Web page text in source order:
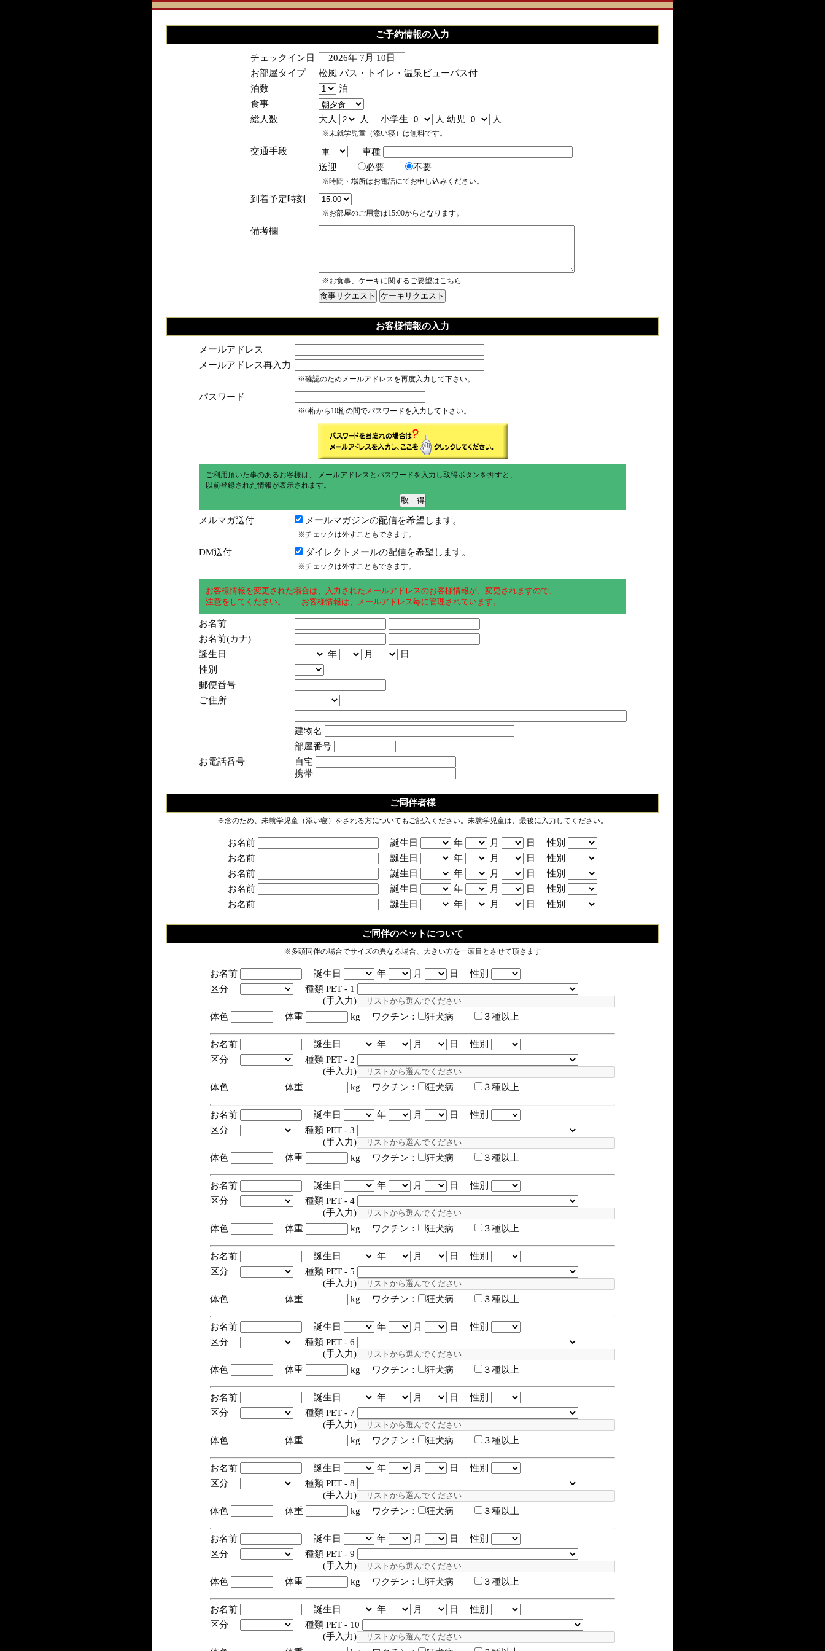
ご予約情報の入力
チェックイン日
2026年 7月 10日
お部屋タイプ
松風 バス・トイレ・温泉ビューバス付
泊数
泊
食事
総人数
大人 人 小学生 人 幼児 人
※未就学児童（添い寝）は無料です。
交通手段
車種
送迎
必要 不要
※時間・場所はお電話にてお申し込みください。
到着予定時刻
※お部屋のご用意は15:00からとなります。
備考欄
※お食事、ケーキに関するご要望はこちら
お客様情報の入力
メールアドレス
メールアドレス再入力
※確認のためメールアドレスを再度入力して下さい。
パスワード
※6桁から10桁の間でパスワードを入力して下さい。
ご利用頂いた事のあるお客様は、 メールアドレスとパスワードを入力し取得ボタンを押すと、
以前登録された情報が表示されます。
メルマガ送付 メールマガジンの配信を希望します。
※チェックは外すこともできます。
DM送付 ダイレクトメールの配信を希望します。
※チェックは外すこともできます。
お客様情報を変更された場合は、入力されたメールアドレスのお客様情報が、変更されますので、
注意をしてください。 お客様情報は、メールアドレス毎に管理されています。
お名前
お名前(カナ)
誕生日
年 月
日
性別
郵便番号
ご住所
建物名
部屋番号
お電話番号
自宅
携帯
ご同伴者様
※念のため、未就学児童（添い寝）をされる方についてもご記入ください。未就学児童は、最後に入力してください。
お名前 誕生日 年 月
日 性別
お名前
誕生日 年 月
日 性別
お名前
誕生日 年 月
日 性別
お名前
誕生日 年 月
日 性別
お名前
誕生日 年 月 日 性別
ご同伴のペットについて
※多頭同伴の場合でサイズの異なる場合、大きい方を一頭目とさせて頂きます
お名前 誕生日 年 月
日 性別
区分
種類 PET - 1
(手入力)
体色
体重 kg ワクチン： 狂犬病 ３種以上
お名前 誕生日 年 月
日 性別
区分
種類 PET - 2
(手入力)
体色
体重 kg ワクチン： 狂犬病 ３種以上
お名前 誕生日 年 月
日 性別
区分
種類 PET - 3
(手入力)
体色
体重 kg ワクチン： 狂犬病 ３種以上
お名前 誕生日 年 月
日 性別
区分
種類 PET - 4
(手入力)
体色
体重 kg ワクチン： 狂犬病 ３種以上
お名前 誕生日 年 月
日 性別
区分
種類 PET - 5
(手入力)
体色
体重 kg ワクチン： 狂犬病 ３種以上
お名前 誕生日 年 月
日 性別
区分
種類 PET - 6
(手入力)
体色
体重 kg ワクチン： 狂犬病 ３種以上
お名前 誕生日 年 月
日 性別
区分
種類 PET - 7
(手入力)
体色
体重 kg ワクチン： 狂犬病 ３種以上
お名前 誕生日 年 月
日 性別
区分
種類 PET - 8
(手入力)
体色
体重 kg ワクチン： 狂犬病 ３種以上
お名前 誕生日 年 月
日 性別
区分
種類 PET - 9
(手入力)
体色
体重 kg ワクチン： 狂犬病 ３種以上
お名前 誕生日 年 月
日 性別
区分
種類 PET - 10
(手入力)